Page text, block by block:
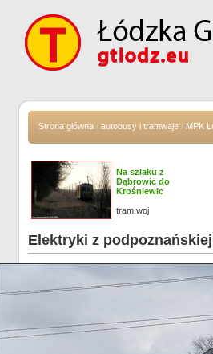
Strona główna / autobusy i tramwaje / MPK
Na szlaku z
Dąbrowic do
Krośniewic
tram.woj
Elektryki z